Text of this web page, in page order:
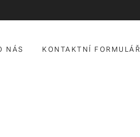
NÁS KONTAKTNÍ FORMULÁŘ